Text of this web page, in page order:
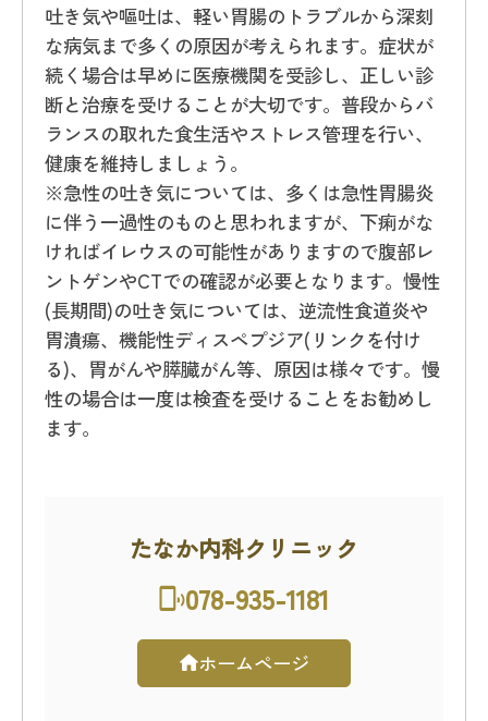
吐き気や嘔吐は、軽い胃腸のトラブルから深刻
な病気まで多くの原因が考えられます。症状が
続く場合は早めに医療機関を受診し、正しい診
断と治療を受けることが大切です。普段からバ
ランスの取れた食生活やストレス管理を行い、
健康を維持しましょう。
※急性の吐き気については、多くは急性胃腸炎
に伴う一過性のものと思われますが、下痢がな
ければイレウスの可能性がありますので腹部レ
ントゲンやCTでの確認が必要となります。慢性
(長期間)の吐き気については、逆流性食道炎や
胃潰瘍、機能性ディスペプジア(リンクを付け
る)、胃がんや膵臓がん等、原因は様々です。慢
性の場合は一度は検査を受けることをお勧めし
ます。
たなか内科クリニック
078-935-1181
ホームページ